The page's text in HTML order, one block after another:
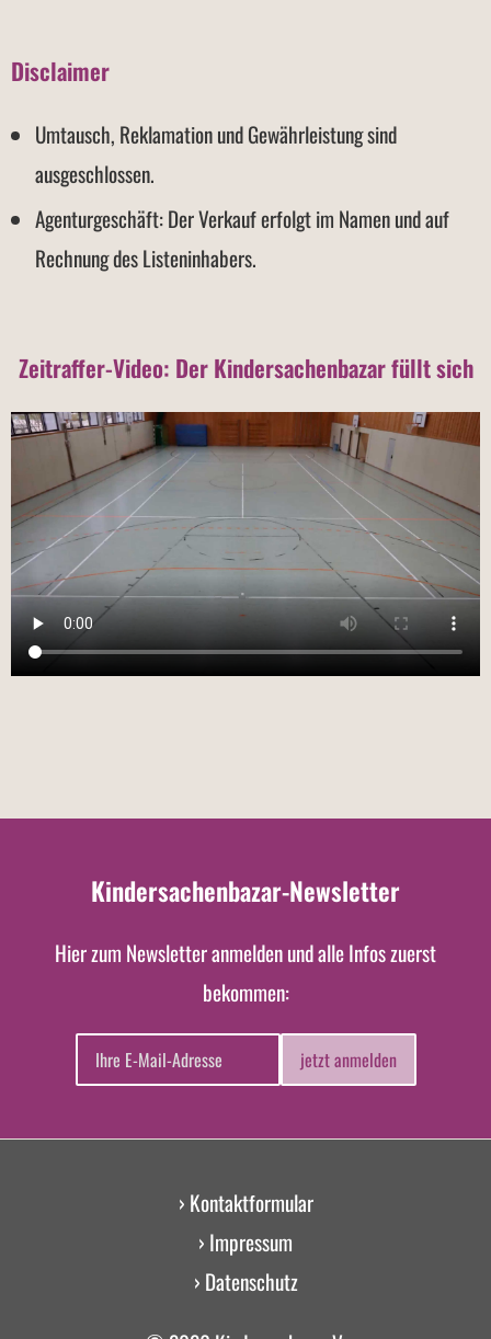
Disclaimer
Umtausch, Reklamation und Gewährleistung sind
ausgeschlossen.
Agenturgeschäft: Der Verkauf erfolgt im Namen und auf
Rechnung des Listeninhabers.
Zeitraffer-Video: Der Kindersachenbazar füllt sich
Kindersachenbazar-Newsletter
Hier zum Newsletter anmelden und alle Infos zuerst
bekommen:
jetzt anmelden
› Kontaktformular
› Impressum
› Datenschutz